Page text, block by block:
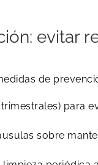
evitar
de
para
sobre